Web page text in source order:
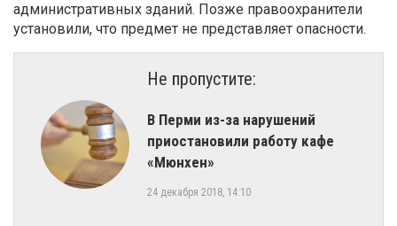
административных зданий. Позже правоохранители
установили, что предмет не представляет опасности.
Не пропустите:
​В Перми из-за нарушений
приостановили работу кафе
«Мюнхен»
24 декабря 2018, 14:10